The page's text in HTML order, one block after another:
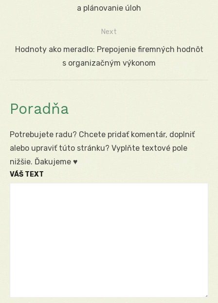
a plánovanie úloh
Next
Next
Hodnoty ako meradlo: Prepojenie firemných hodnôt
s organizačným výkonom
Poradňa
Potrebujete radu? Chcete pridať komentár, doplniť
alebo upraviť túto stránku? Vyplňte textové pole
nižšie. Ďakujeme ♥
VÁŠ TEXT